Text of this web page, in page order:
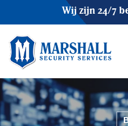
main
content
Wij zijn 24/7